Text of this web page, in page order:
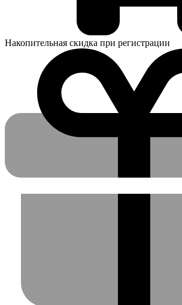
Накопительная скидка при регистрации